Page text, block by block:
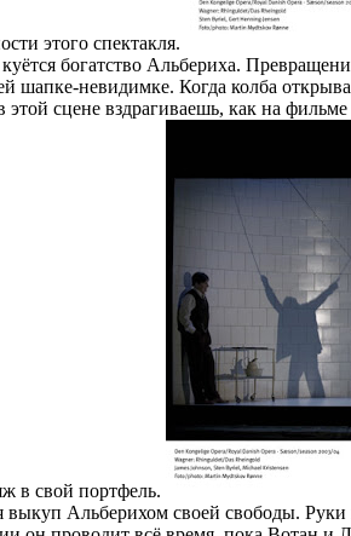
этого спектакля.
куётся богатство Альбериха.
шапке-невидимке. Когда колба
этой сцене вздрагиваешь, как на
в свой портфель.
выкуп Альберихом своей свободы.